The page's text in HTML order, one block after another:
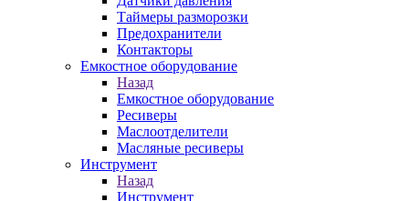
Таймеры разморозки
Предохранители
Контакторы
Емкостное оборудование
Назад
Емкостное оборудование
Ресиверы
Маслоотделители
Масляные ресиверы
Инструмент
Назад
Инструмент